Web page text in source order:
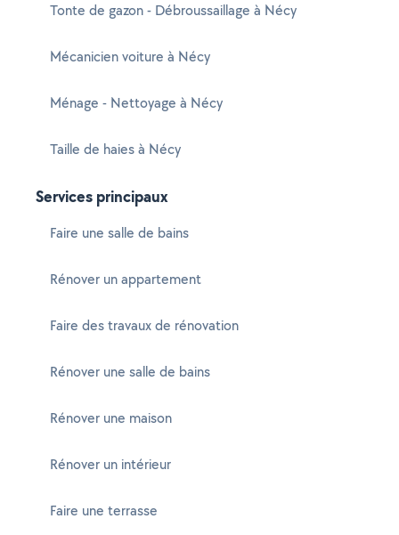
Tonte de gazon - Débroussaillage à Nécy
Mécanicien voiture à Nécy
Ménage - Nettoyage à Nécy
Taille de haies à Nécy
Services principaux
Faire une salle de bains
Rénover un appartement
Faire des travaux de rénovation
Rénover une salle de bains
Rénover une maison
Rénover un intérieur
Faire une terrasse